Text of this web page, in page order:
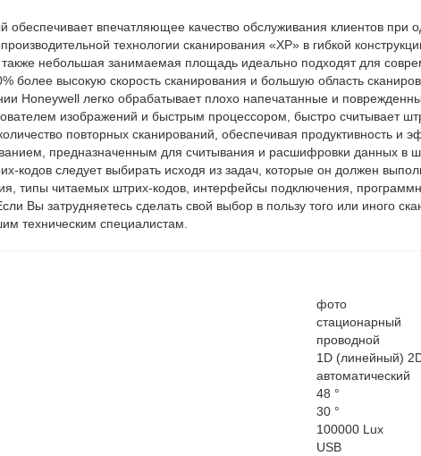
обеспечивает впечатляющее качество обслуживания клиентов
технологии сканирования «XP» в гибкой
небольшая занимаемая площадь идеально подходят для
более высокую скорость сканирования и большую область
Honeywell легко обрабатывает плохо напечатанные и
изображений и быстрым процессором, быстро считывает
повторных сканирований, обеспечивая продуктивность и
предназначенным для считывания и расшифровки данных в
кодов следует выбирать исходя из задач, которые он должен
типы читаемых штрих-кодов, интерфейсы подключения,
Вы затрудняетесь сделать свой выбор в пользу того или иного
техническим специалистам.
фото
стационарный
проводной
1D (линейный)
автоматический
48 °
30 °
100000 Lux
USB